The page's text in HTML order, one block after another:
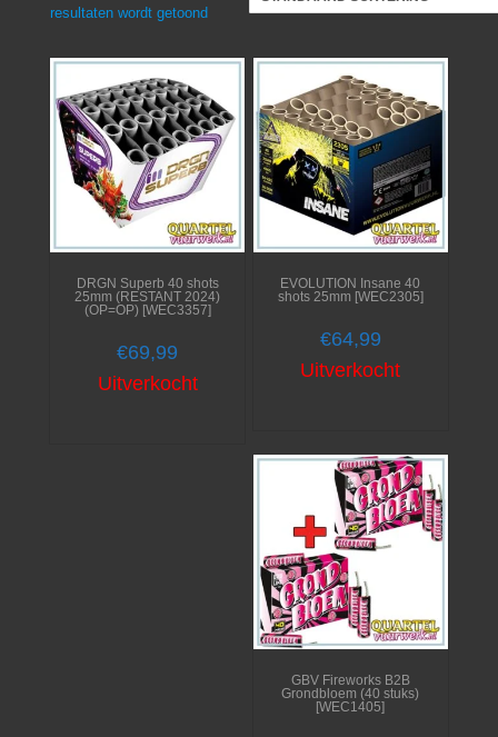
resultaten wordt getoond
DRGN Superb 40 shots
25mm (RESTANT 2024)
(OP=OP) [WEC3357]
€69,99
Uitverkocht
EVOLUTION Insane 40
shots 25mm [WEC2305]
€64,99
Uitverkocht
GBV Fireworks B2B
Grondbloem (40 stuks)
[WEC1405]